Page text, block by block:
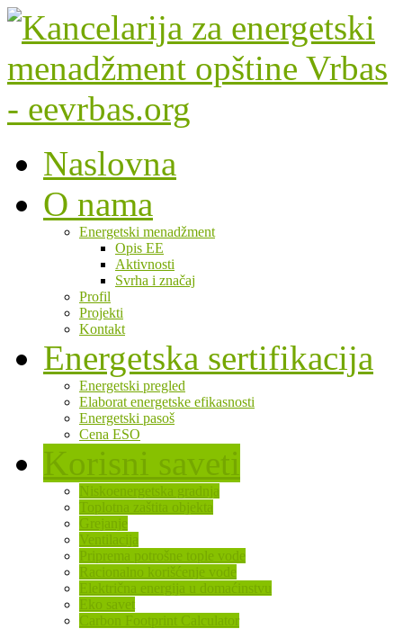
Naslovna
O nama
Energetski menadžment
Opis EE
Aktivnosti
Svrha i značaj
Profil
Projekti
Kontakt
Energetska sertifikacija
Energetski pregled
Elaborat energetske efikasnosti
Energetski pasoš
Cena ESO
Korisni saveti
Niskoenergetska gradnja
Toplotna zaštita objekta
Grejanje
Ventilacija
Priprema potrošne tople vode
Racionalno korišćenje vode
Električna energija u domaćinstvu
Eko savet
Carbon Footprint Calculator